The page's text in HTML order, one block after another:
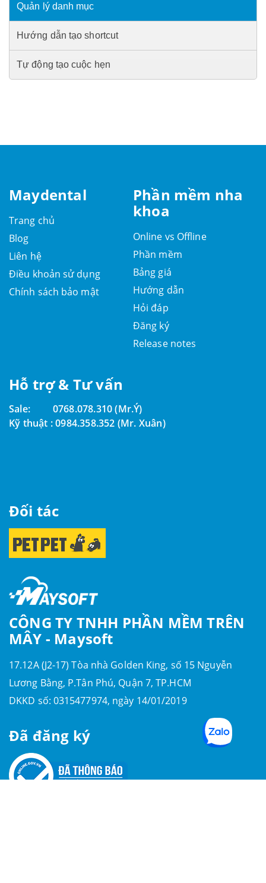
Quản lý danh mục
Hướng dẫn tạo shortcut
Tự động tạo cuộc hẹn
Maydental
Trang chủ
Blog
Liên hệ
Điều khoản sử dụng
Chính sách bảo mật
Phần mềm nha
khoa
Online vs Offline
Phần mềm
Bảng giá
Hướng dẫn
Hỏi đáp
Đăng ký
Release notes
Hỗ trợ & Tư vấn
Sale: 0768.078.310 (Mr.Ý)
Kỹ thuật :0984.358.352 (Mr. Xuân)
Đối tác
CÔNG TY TNHH PHẦN MỀM TRÊN
MÂY - Maysoft
17.12A (J2-17) Tòa nhà Golden King, số 15 Nguyễn
Lương Bằng, P.Tân Phú, Quận 7, TP.HCM
DKKD số: 0315477974, ngày 14/01/2019
Đã đăng ký